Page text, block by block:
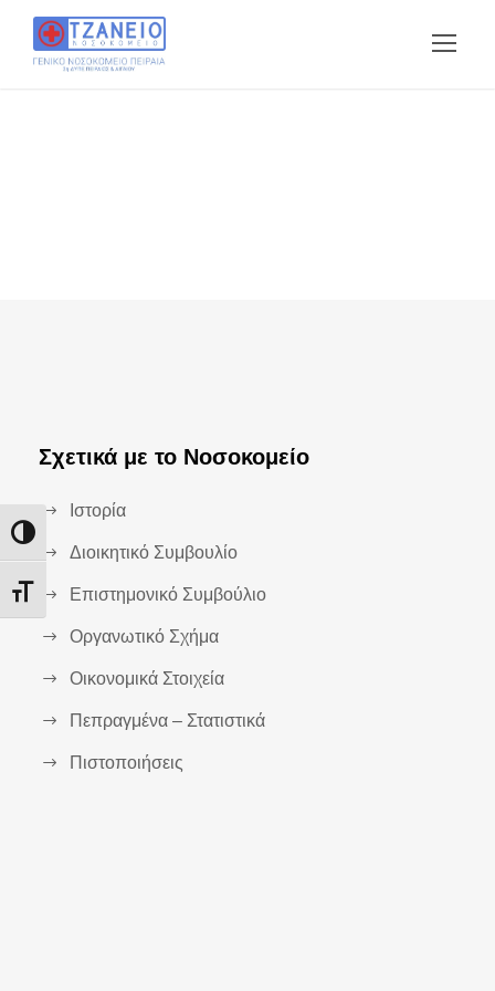
Εναλλαγή Υψηλής Αντίθεσης
Εναλλαγή Μεγέθους Γραμμάτων
Σχετικά με το Νοσοκομείο
Ιστορία
Διοικητικό Συμβουλίο
Επιστημονικό Συμβούλιο
Οργανωτικό Σχήμα
Οικονομικά Στοιχεία
Πεπραγμένα – Στατιστικά
Πιστοποιήσεις